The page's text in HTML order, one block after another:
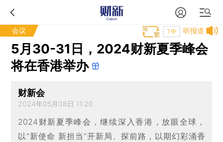
会议 听报道
T中
5月30-31日，2024财新夏季峰会
将在香港举办
财新会
2024年05月08日 11:20
2024财新夏季峰会，继续深入香港，放眼全球，
以“新使命 新担当”开新局、探前路，以期幻彩涌香